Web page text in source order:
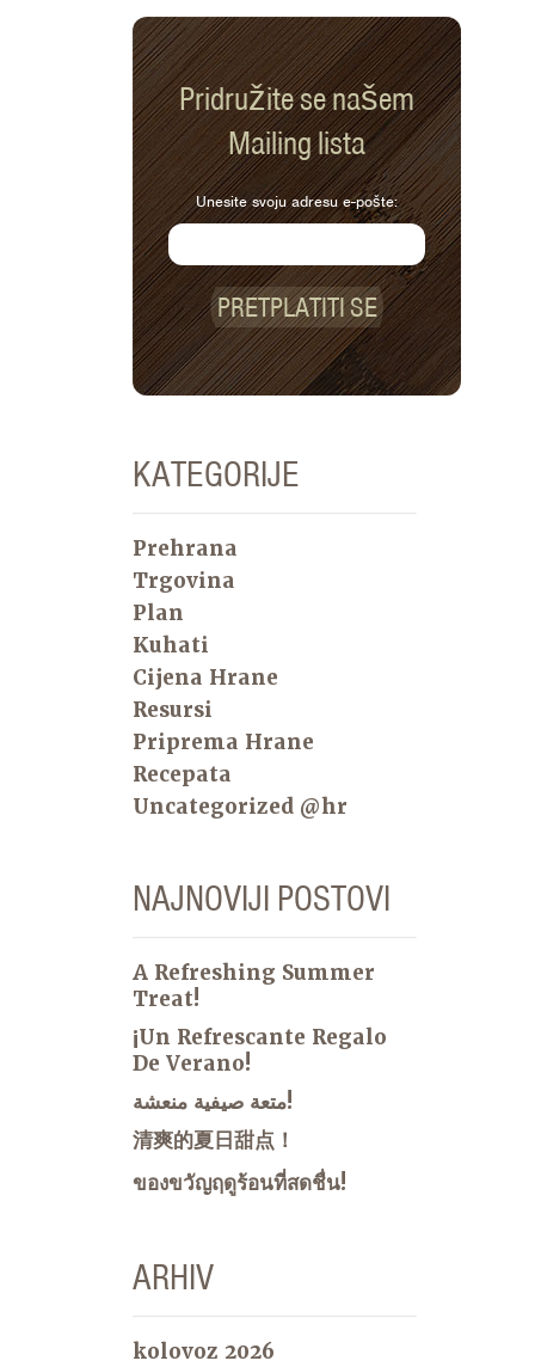
Pridružite se našem
Mailing lista
Unesite svoju adresu e-pošte:
PRETPLATITI SE
KATEGORIJE
Prehrana
Trgovina
Plan
Kuhati
Cijena Hrane
Resursi
Priprema Hrane
Recepata
Uncategorized @hr
NAJNOVIJI POSTOVI
A Refreshing Summer
Treat!
¡Un Refrescante Regalo
De Verano!
متعة صيفية منعشة!
清爽的夏日甜点！
ของขวัญฤดูร้อนที่สดชื่น!
ARHIV
kolovoz 2026